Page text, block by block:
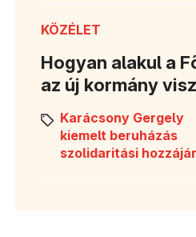
KÖZÉLET
Hogyan alakul a
az új kormány
Karácsony Gergely
kiemelt beruházás
szolidaritási